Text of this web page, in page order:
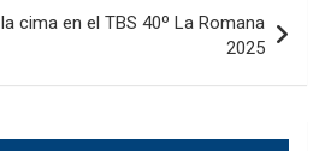
cima en el TBS 40º La Romana
2025